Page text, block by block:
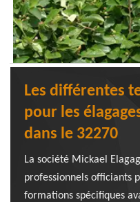
Les différentes
pour les
dans le 32270
La société Mickael
professionnels officiants
formations spécifiques